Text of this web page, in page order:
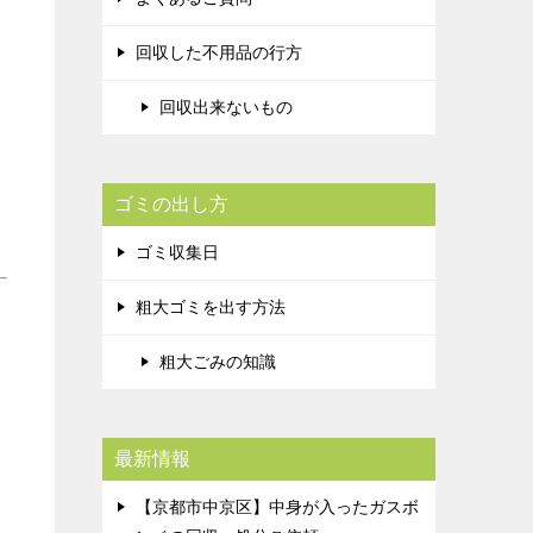
回収した不用品の行方
回収出来ないもの
ゴミの出し方
ゴミ収集日
粗大ゴミを出す方法
粗大ごみの知識
最新情報
【京都市中京区】中身が入ったガスボ